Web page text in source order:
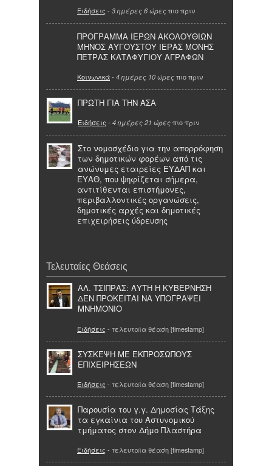
Ειδήσεις - 3 ημέρες 6 ώρες πιο πριν
ΠΡΟΓΡΑΜΜΑ ΙΕΡΩΝ ΑΚΟΛΟΥΘΙΩΝ
ΜΗΝΟΣ ΑΥΓΟΥΣΤΟΥ ΙΕΡΑΣ ΜΟΝΗΣ
ΠΕΤΡΑΣ ΚΑΤΑΦΥΓΙΟΥ ΑΓΡΑΦΩΝ
Κοινωνικά- 4 ημέρες 10 ώρες πιο πριν
ΠΡΩΤΗ ΓΙΑ ΤΗΝ ΑΣΑ
Ειδήσεις - 4 ημέρες 21 ώρες πιο πριν
Στο νομοσχέδιο για την απορρόφηση
των δημοτικών φορέων από τις
ανώνυμες εταιρείες ΕΥΔΑΠ και
ΕΥΑΘ, που ψηφίζεται σήμερα,
αντιτίθενται επιστήμονες,
περιβαλλοντικές οργανώσεις,
δημοτικές αρχές και δημοτικές
επιχειρήσεις ύδρευσης
Τελευταίες Θεάσεις
ΑΛ. ΤΣΙΠΡΑΣ: ΑΥΤΗ Η ΚΥΒΕΡΝΗΣΗ
ΔΕΝ ΠΡΟΚΕΙΤΑΙ ΝΑ ΥΠΟΓΡΑΨΕΙ
ΜΝΗΜΟΝΙΟ
Ειδήσεις - τελευταία θέαση [timestamp]
ΣΥΣΚΕΨΗ ΜΕ ΕΚΠΡΟΣΩΠΟΥΣ
ΕΠΙΧΕΙΡΗΣΕΩΝ
Ειδήσεις - τελευταία θέαση [timestamp]
Παρουσία του γ.γ. Δημοσίας Τάξης
τα εγκαίνια του Αστυνομικού
τμήματος στον Δήμο Πλαστήρα
Ειδήσεις - τελευταία θέαση [timestamp]